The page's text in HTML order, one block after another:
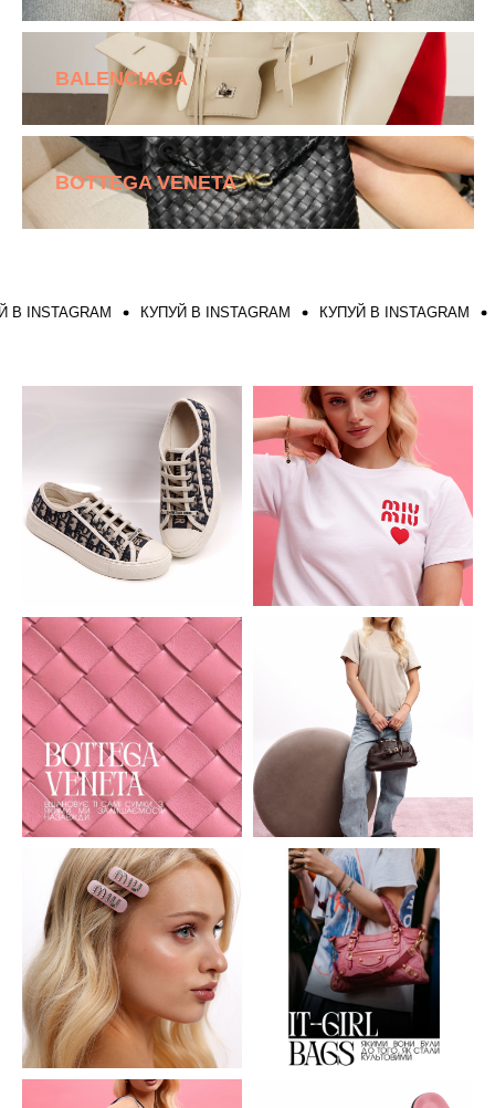
BALENCIAGA
BOTTEGA VENETA
КУПУЙ В INSTAGRAM КУПУЙ В INSTAGRAM